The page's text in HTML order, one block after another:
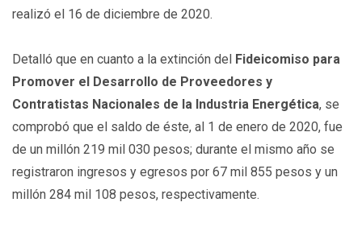
realizó el 16 de diciembre de 2020.
Detalló que en cuanto a la extinción del Fideicomiso para
Promover el Desarrollo de Proveedores y
Contratistas Nacionales de la Industria Energética, se
comprobó que el saldo de éste, al 1 de enero de 2020, fue
de un millón 219 mil 030 pesos; durante el mismo año se
registraron ingresos y egresos por 67 mil 855 pesos y un
millón 284 mil 108 pesos, respectivamente.